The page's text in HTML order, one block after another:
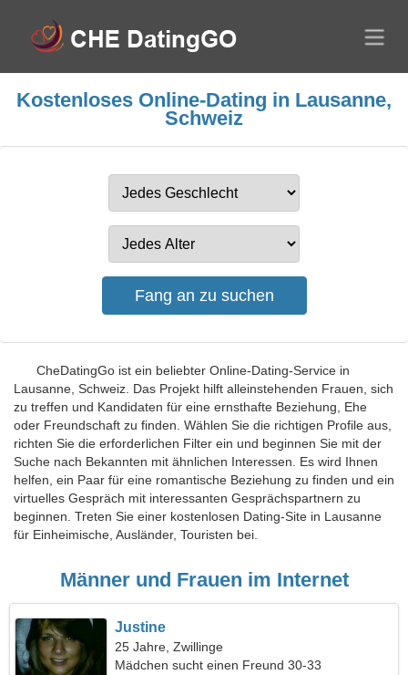
Kostenloses Online-Dating in Lausanne,
Schweiz
CheDatingGo ist ein beliebter Online-Dating-Service in
Lausanne, Schweiz. Das Projekt hilft alleinstehenden Frauen, sich
zu treffen und Kandidaten für eine ernsthafte Beziehung, Ehe
oder Freundschaft zu finden. Wählen Sie die richtigen Profile aus,
richten Sie die erforderlichen Filter ein und beginnen Sie mit der
Suche nach Bekannten mit ähnlichen Interessen. Es wird Ihnen
helfen, ein Paar für eine romantische Beziehung zu finden und ein
virtuelles Gespräch mit interessanten Gesprächspartnern zu
beginnen. Treten Sie einer kostenlosen Dating-Site in Lausanne
für Einheimische, Ausländer, Touristen bei.
Männer und Frauen im Internet
Justine
25 Jahre, Zwillinge
Mädchen sucht einen Freund 30-33